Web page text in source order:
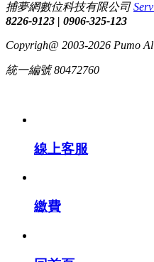
捕夢網數位科技有限公司
8226-9123 | 0906-325-123
Copyrigh@ 2003-2026 Pumo
統一編號 80472760
線上客服
繳費